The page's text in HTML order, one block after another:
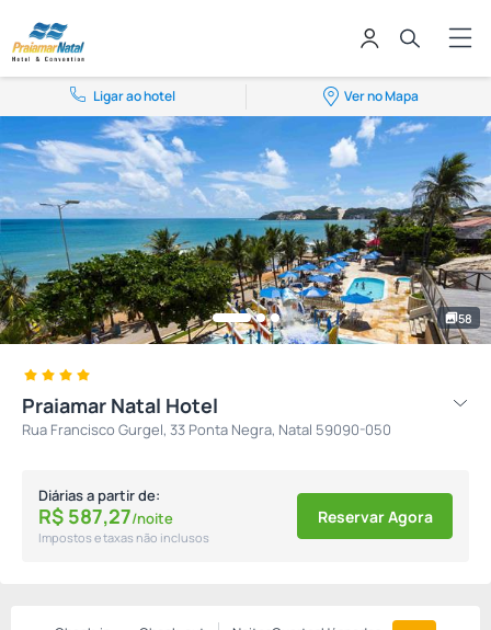
Ligar ao hotel Ver no Mapa
58
Praiamar Natal Hotel
Rua Francisco Gurgel, 33 Ponta Negra, Natal 59090-050
Diárias a partir de:
R$ 587,27/noite
Impostos e taxas não inclusos
Reservar Agora